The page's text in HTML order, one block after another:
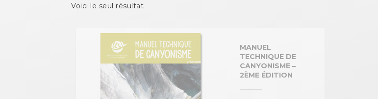
Voici le seul résultat
MANUEL
TECHNIQUE DE
CANYONISME –
2ÈME ÉDITION